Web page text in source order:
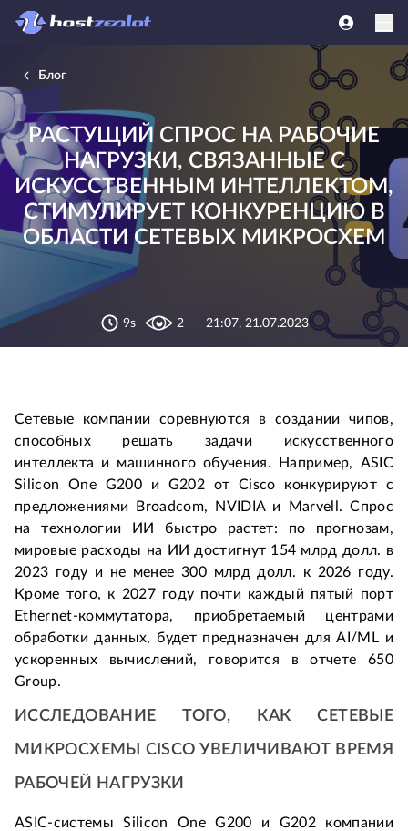
Блог
РАСТУЩИЙ СПРОС НА РАБОЧИЕ
НАГРУЗКИ, СВЯЗАННЫЕ С
ИСКУССТВЕННЫМ ИНТЕЛЛЕКТОМ,
СТИМУЛИРУЕТ КОНКУРЕНЦИЮ В
ОБЛАСТИ СЕТЕВЫХ МИКРОСХЕМ
9s 2 21:07, 21.07.2023
Сетевые компании соревнуются в создании чипов,
способных решать задачи искусственного
интеллекта и машинного обучения. Например, ASIC
Silicon One G200 и G202 от Cisco конкурируют с
предложениями Broadcom, NVIDIA и Marvell. Спрос
на технологии ИИ быстро растет: по прогнозам,
мировые расходы на ИИ достигнут 154 млрд долл. в
2023 году и не менее 300 млрд долл. к 2026 году.
Кроме того, к 2027 году почти каждый пятый порт
Ethernet-коммутатора, приобретаемый центрами
обработки данных, будет предназначен для AI/ML и
ускоренных вычислений, говорится в отчете 650
Group.
ИССЛЕДОВАНИЕ ТОГО, КАК СЕТЕВЫЕ
МИКРОСХЕМЫ CISCO УВЕЛИЧИВАЮТ ВРЕМЯ
РАБОЧЕЙ НАГРУЗКИ
ASIC-системы Silicon One G200 и G202 компании